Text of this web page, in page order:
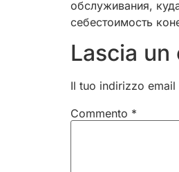
обслуживания,
себестоимость
Lascia un
Il tuo indirizzo
Commento *